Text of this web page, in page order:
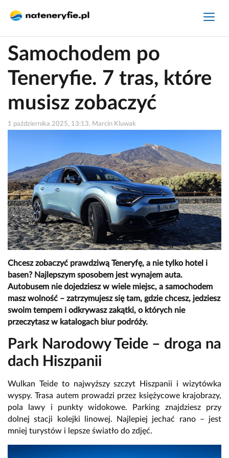
Samochodem po
Teneryfie. 7 tras, które
musisz zobaczyć
1 października 2025, 13:13, Marcin Kluwak
Chcesz zobaczyć prawdziwą Teneryfę, a nie tylko hotel i
basen? Najlepszym sposobem jest wynajem auta.
Autobusem nie dojedziesz w wiele miejsc, a samochodem
masz wolność – zatrzymujesz się tam, gdzie chcesz, jedziesz
swoim tempem i odkrywasz zakątki, o których nie
przeczytasz w katalogach biur podróży.
Park Narodowy Teide – droga na
dach Hiszpanii
Wulkan Teide to najwyższy szczyt Hiszpanii i wizytówka
wyspy. Trasa autem prowadzi przez księżycowe krajobrazy,
pola lawy i punkty widokowe. Parking znajdziesz przy
dolnej stacji kolejki linowej. Najlepiej jechać rano – jest
mniej turystów i lepsze światło do zdjęć.